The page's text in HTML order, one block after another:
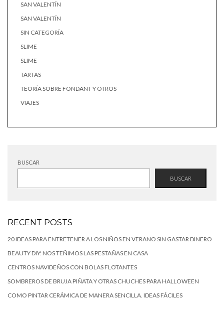
SAN VALENTÍN
SAN VALENTÍN
SIN CATEGORÍA
SLIME
SLIME
TARTAS
TEORÍA SOBRE FONDANT Y OTROS
VIAJES
BUSCAR
BUSCAR
RECENT POSTS
20 IDEAS PARA ENTRETENER A LOS NIÑOS EN VERANO SIN GASTAR DINERO
BEAUTY DIY: NOS TEÑIMOS LAS PESTAÑAS EN CASA
CENTROS NAVIDEÑOS CON BOLAS FLOTANTES
SOMBREROS DE BRUJA PIÑATA Y OTRAS CHUCHES PARA HALLOWEEN
COMO PINTAR CERÁMICA DE MANERA SENCILLA. IDEAS FÁCILES